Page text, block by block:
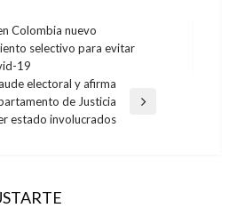
Colombia nuevo
selectivo para evitar
19
electoral y afirma
de Justicia
estado involucrados